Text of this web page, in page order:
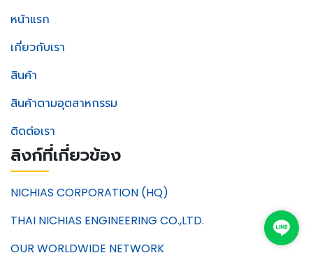
หน้าแรก
เกี่ยวกับเรา
สินค้า
สินค้าตามอุตสาหกรรม
ติดต่อเรา
ลิงก์ที่เกี่ยวข้อง
NICHIAS CORPORATION (HQ)
THAI NICHIAS ENGINEERING CO.,LTD.
OUR WORLDWIDE NETWORK